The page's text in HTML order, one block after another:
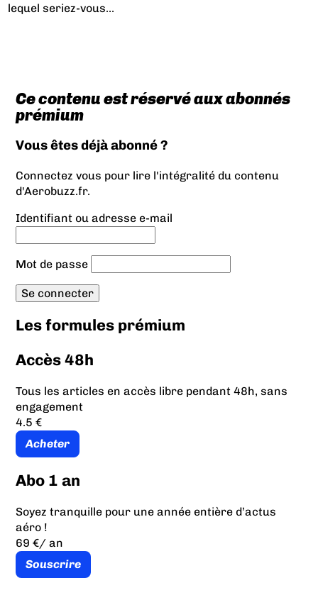
lequel seriez-vous...
Ce contenu est réservé aux abonnés
prémium
Vous êtes déjà abonné ?
Connectez vous pour lire l'intégralité du contenu
d'Aerobuzz.fr.
Identifiant ou adresse e-mail
Mot de passe
Les formules prémium
Accès 48h
Tous les articles en accès libre pendant 48h, sans
engagement
4.5 €
Acheter
Abo 1 an
Soyez tranquille pour une année entière d’actus
aéro !
69 €/ an
Souscrire